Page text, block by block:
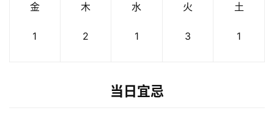
金
1
木
2
水
1
火
3
土
1
当日宜忌